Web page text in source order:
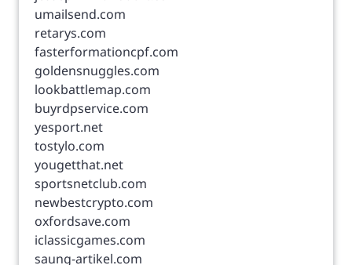
umailsend.com
retarys.com
fasterformationcpf.com
goldensnuggles.com
lookbattlemap.com
buyrdpservice.com
yesport.net
tostylo.com
yougetthat.net
sportsnetclub.com
newbestcrypto.com
oxfordsave.com
iclassicgames.com
saung-artikel.com